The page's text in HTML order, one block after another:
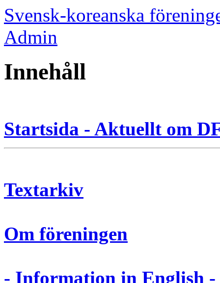
Svensk-koreanska
Admin
Innehåll
Startsida - Aktuellt om
Textarkiv
Om föreningen
- Information in English -